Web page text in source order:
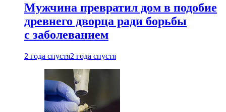
Мужчина превратил дом в подобие
древнего дворца ради борьбы
с заболеванием
2 года спустя2 года спустя